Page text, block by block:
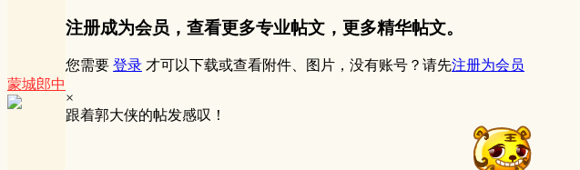
蒙城郎中
注册成为会员，查看更多专业帖文，更多精华帖文。
您需要 登录 才可以下载或查看附件、图片，没有账号？请先注册为会员
×
跟着郭大侠的帖发感叹！